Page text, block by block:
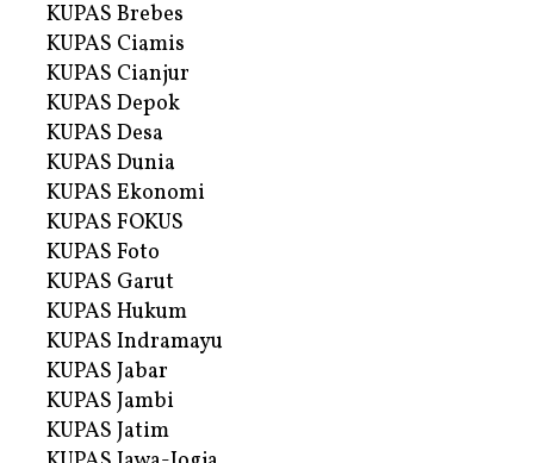
KUPAS Brebes
KUPAS Ciamis
KUPAS Cianjur
KUPAS Depok
KUPAS Desa
KUPAS Dunia
KUPAS Ekonomi
KUPAS FOKUS
KUPAS Foto
KUPAS Garut
KUPAS Hukum
KUPAS Indramayu
KUPAS Jabar
KUPAS Jambi
KUPAS Jatim